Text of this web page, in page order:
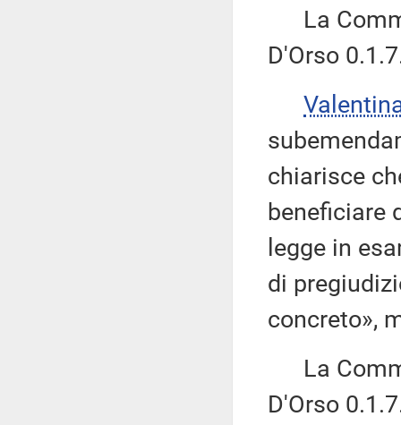
La
D'Orso
chiarisce
beneficiare
legge in
di
concreto»,
La
D'Orso